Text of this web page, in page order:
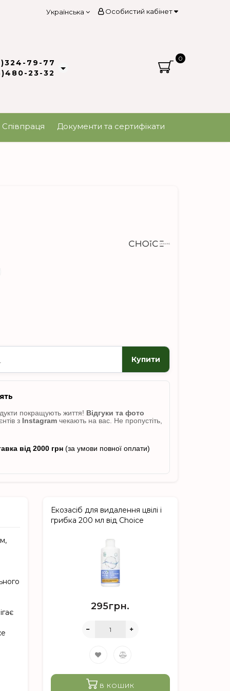
Особистий кабінет
Українська
79-77
23-32
0
Співпраця Документи та сертифікати
Купити
покращують життя! Відгуки та фото
з Instagram чекають на вас. Не пропустіть,
від 2000 грн (за умови повної оплати)
Екозасіб для видалення цвілі і
грибка 200 мл від Choice
295грн.
В КОШИК